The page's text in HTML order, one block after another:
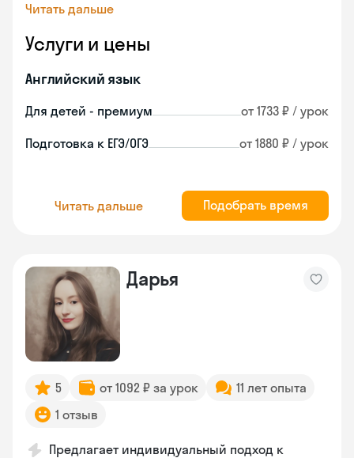
Читать дальше
Услуги и цены
Английский язык
Для детей - премиум от 1733 ₽ / урок
Подготовка к ЕГЭ/ОГЭ от 1880 ₽ / урок
Читать дальше Подобрать время
Дарья
5 от 1092 ₽ за урок
11 лет опыта
1 отзыв
Предлагает индивидуальный подход к